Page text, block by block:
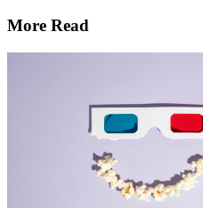
More Read